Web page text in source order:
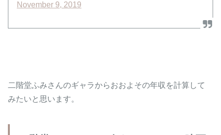
November 9, 2019
二階堂ふみさんのギャラからおおよその年収を計算して
みたいと思います。